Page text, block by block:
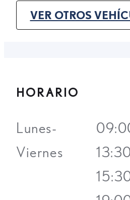
VER OTROS
HORARIO
Lunes-
Viernes